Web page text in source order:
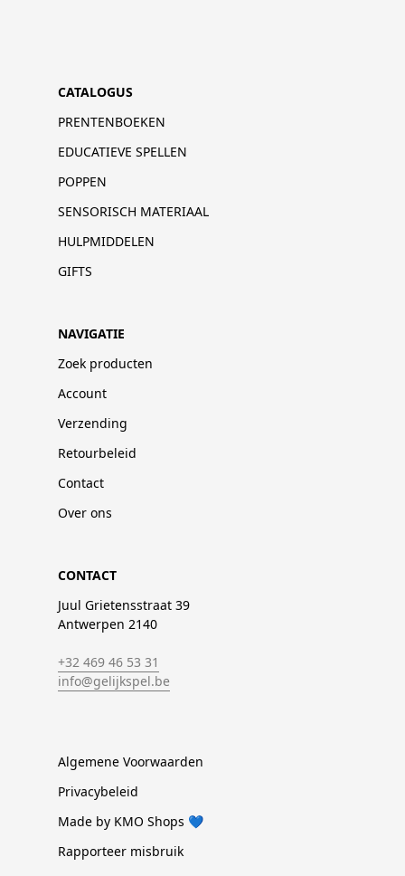
CATALOGUS
PRENTENBOEKEN
EDUCATIEVE SPELLEN
POPPEN
SENSORISCH MATERIAAL
HULPMIDDELEN
GIFTS
NAVIGATIE
Zoek producten
Account
Verzending
Retourbeleid
Contact
Over ons
CONTACT
Juul Grietensstraat 39
Antwerpen 2140
+32 469 46 53 31
info@gelijkspel.be
Algemene Voorwaarden
Privacybeleid
Made by KMO Shops 💙
Rapporteer misbruik